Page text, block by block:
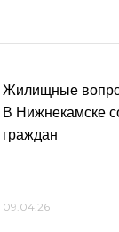
Жилищные
В Нижнекамске
граждан
09.04.26